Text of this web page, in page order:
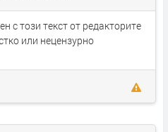
с този текст от редакторите
или нецензурно